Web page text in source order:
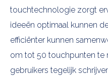
touchtechnologie zorgt
ideeën optimaal kunnen
efficiënter kunnen
om tot 50 touchpunten te
gebruikers tegelijk